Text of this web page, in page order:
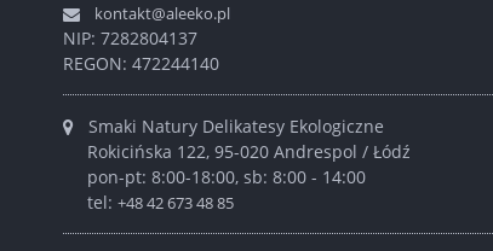
kontakt@aleeko.pl
NIP: 7282804137
REGON: 472244140
Smaki Natury Delikatesy Ekologiczne
Rokicińska 122, 95-020 Andrespol / Łódź
pon-pt: 8:00-18:00, sb: 8:00 - 14:00
tel: +48 42 673 48 85